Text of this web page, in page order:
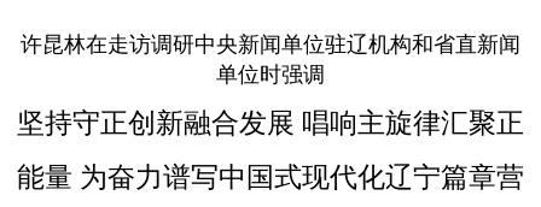
许昆林在走访调研中央新闻单位驻辽机构和省直新闻
单位时强调
坚持守正创新融合发展 唱响主旋律汇聚正
能量 为奋力谱写中国式现代化辽宁篇章营